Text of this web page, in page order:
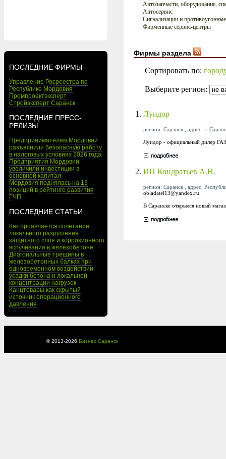
ПОСЛЕДНИЕ ФИРМЫ
Управление Росреестра по
Республике Мордовия
Промпроектэксперт
Стройэксперт Саранск
ПОСЛЕДНИЕ ПРЕСС-
РЕЛИЗЫ
Предпринимателям Мордовии
разъяснили безопасную работу
в налоговых условиях 2026 года
Предприятия Мордовии
увеличили инвестиции в
основной капитал
Мордовия поднялась на 13
позиций в рейтинге развития
ГЧП
ПОСЛЕДНИЕ СТАТЬИ
Как проявляется сочетание
локального разрушения
защитного слоя и коррозионного
вспучивания в железобетоне
Диагональные трещины в
железобетонных балках при
одновременном воздействии
усадки бетона и локальной
концентрации нагрузок
Канцтовары как скрытый
источник операционного
давления
Автозапчасти, оборудование,
Автосервис
Сигнализации и
Фирменные сервис-центры
Фирмы раздела
Сортировать по:
Выберите регион:
1. Луидор
регион: Саранск , адрес: г.
Луидор - официальный дилер
2. ИП Кондратьев А.Н.
регион: Саранск , адрес:
obladatel13@yandex.ru
В Саранске открылся новый
© 2013-2026 Бизнес Саранск